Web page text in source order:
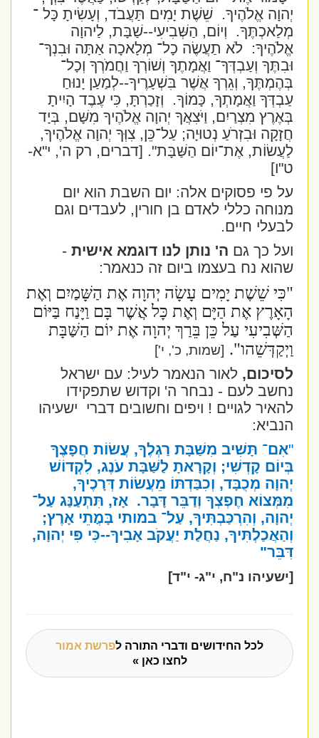
יְהוָה אֱלֹהֶיךָ. שֵׁשֶׁת יָמִים תַּעֲבֹד, וְעָשִׂיתָ כָּל ־
מְלַאכְתֶּךָ. וְיוֹם, הַשְּׁבִיעִי--שַׁבָּת, לַיהוָה
אֱלֹהֶיךָ: לֹא תַעֲשֶׂה כָל־ מְלָאכָה אַתָּה וּבִנְךָ־
וּבִתֶּךָ וְעַבְדְּךָ־ וַאֲמָתֶךָ וְשׁוֹרְךָ וַחֲמֹרְךָ וְכָל־
בְּהֶמְתֶּךָ, וְגֵרְךָ אֲשֶׁר בִּשְׁעָרֶיךָ--לְמַעַן יָנוּחַ
עַבְדְּךָ וַאֲמָתְךָ, כָּמוֹךָ. וְזָכַרְתָּ, כִּי עֶבֶד הָיִיתָ
בְּאֶרֶץ מִצְרַיִם, וַיֹּצִאֲךָ יְהוָה אֱלֹהֶיךָ מִשָּׁם, בְּיָד
חֲזָקָה וּבִזְרֹעַ נְטוּיָה; עַל־כֵּן, צִוְּךָ יְהוָה אֱלֹהֶיךָ,
לַעֲשׂוֹת, אֶת־יוֹם הַשַּׁבָּת".[דברים, רק ה', י"א-
ט"ו]
על פי פסוקים אלה: יום השבת הוא יום
מנוחה כללי לאדם בן חורין, לעבדים וגם
לבעלי חיים.
ועל כך גםה' נותן לנו דוגמא אישית-
שהוא נח בעצמו ביום זה כנאמר:
"כִּי שֵׁשֶׁת יָמִים עָשָׂה יְהוָה אֶת הַשָּׁמַיִם וְאֶת
הָאָרֶץ אֶת הַיָּם וְאֶת כָּל אֲשֶׁר בָּם וַיָּנַח בַּיּוֹם
הַשְּׁבִיעִי עַל כֵּן בֵּרַךְ יְהוָה אֶת יוֹם הַשַּׁבָּת
וַיְקַדְּשֵׁהו". [שמות, כ', י']
לסיכום,לאור הנאמר לעיל: עם ישראל
נחשב לעם - נבחר ה' וקדוש שתפקידו
להאיר לגויים ! ויפים וחשובים דברי ישעיהו
הנביא:
אִם־ תָּשִׁיב מִשַּׁבָּת רַגְלֶךָ, עֲשׂוֹת חֲפָצֶךָ
בְּיוֹם קָדְשִׁי; וְקָרָאתָ לַשַּׁבָּת עֹנֶג, לִקְדוֹשׁ
יְהוָה מְכֻבָּד, וְכִבַּדְתּוֹ מֵעֲשׂוֹת דְּרָכֶיךָ,
מִמְּצוֹא חֶפְצְךָ וְדַבֵּר דָּבָר. אָז, תִּתְעַנַּג עַל־
יְהוָה, וְהִרְכַּבְתִּיךָ, עַל־ במותי בָּמֳתֵי אָרֶץ;
וְהַאֲכַלְתִּיךָ, נַחֲלַת יַעֲקֹב אָבִיךָ--כִּי פִּי יְהוָה,
דִּבֵּר"
[ישעיהו נ"ח, י"ג- י"ד]
לכל החידושים ודברי התורה לפרשת אמור
לחצו כאן »